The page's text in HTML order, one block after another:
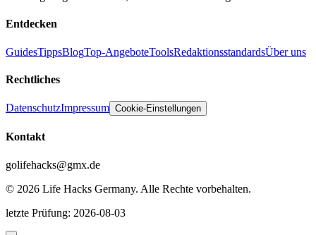
Entdecken
GuidesTippsBlogTop-AngeboteToolsRedaktionsstandardsÜber uns
Rechtliches
DatenschutzImpressum Cookie-Einstellungen
Kontakt
golifehacks@gmx.de
© 2026 Life Hacks Germany. Alle Rechte vorbehalten.
letzte Prüfung: 2026-08-03